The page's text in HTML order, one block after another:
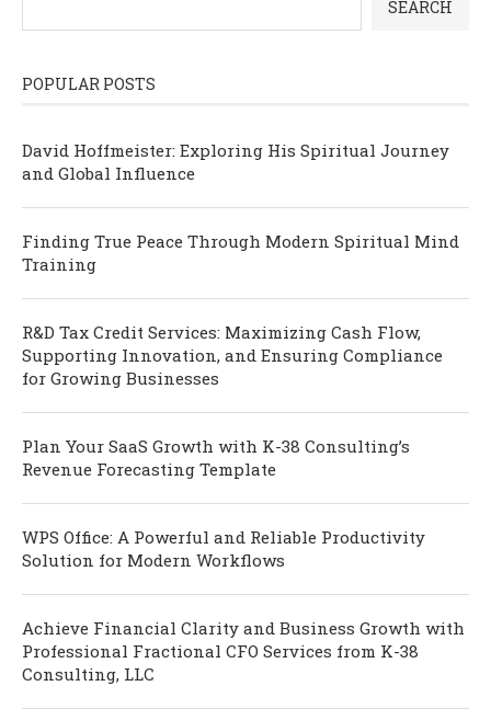
SEARCH
POPULAR POSTS
David Hoffmeister: Exploring His Spiritual Journey
and Global Influence
Finding True Peace Through Modern Spiritual Mind
Training
R&D Tax Credit Services: Maximizing Cash Flow,
Supporting Innovation, and Ensuring Compliance
for Growing Businesses
Plan Your SaaS Growth with K-38 Consulting’s
Revenue Forecasting Template
WPS Office: A Powerful and Reliable Productivity
Solution for Modern Workflows
Achieve Financial Clarity and Business Growth with
Professional Fractional CFO Services from K-38
Consulting, LLC